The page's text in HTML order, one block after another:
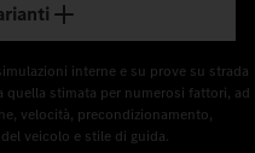
interne e su prove su strada
stimata per numerosi fattori, ad
velocità, precondizionamento,
veicolo e stile di guida.